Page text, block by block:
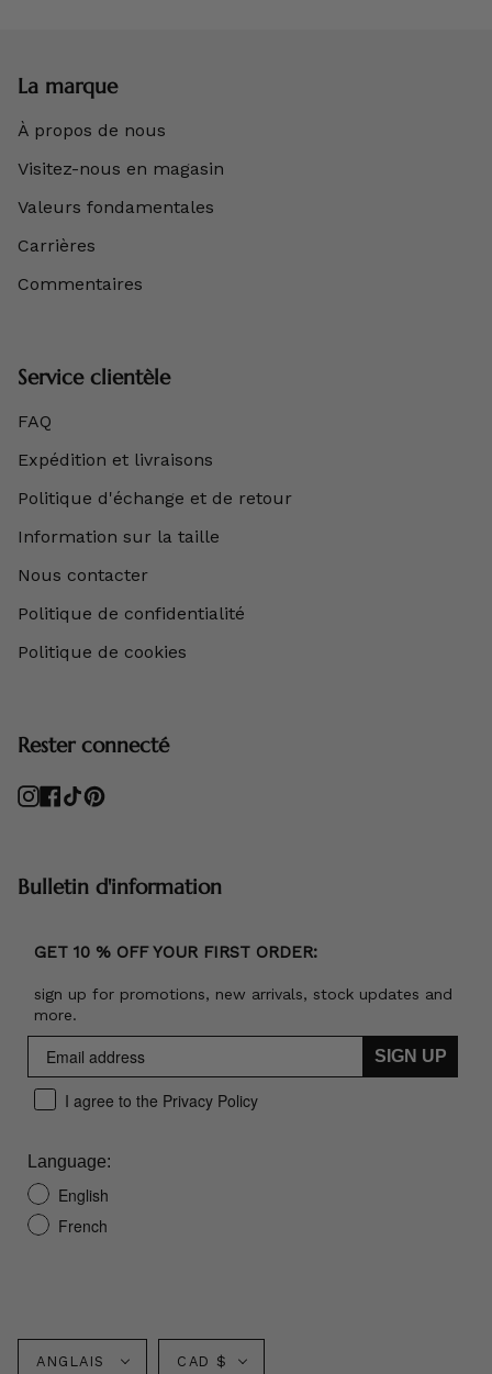
La marque
À propos de nous
Visitez-nous en magasin
Valeurs fondamentales
Carrières
Commentaires
Service clientèle
FAQ
Expédition et livraisons
Politique d'échange et de retour
Information sur la taille
Nous contacter
Politique de confidentialité
Politique de cookies
Rester connecté
Instagram
Facebook
TikTokPinterest
Bulletin d'information
GET 10 % OFF YOUR FIRST ORDER:
sign up for promotions, new arrivals, stock updates and
more.
SIGN UP
I agree to the Privacy Policy
Language:
English
French
Langue
ANGLAIS Monnaie
CAD $